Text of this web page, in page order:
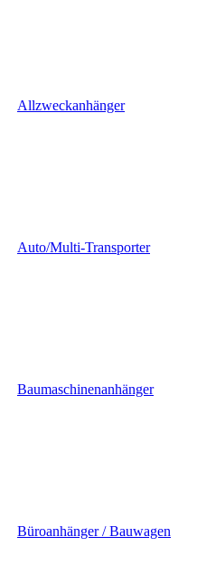
Allzweckanhänger
Auto/Multi-Transporter
Baumaschinenanhänger
Büroanhänger / Bauwagen